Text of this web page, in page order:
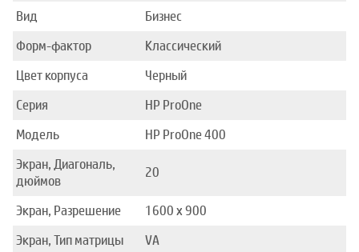
Вид
Бизнес
Форм-фактор
Классический
Цвет корпуса
Черный
Серия
HP ProOne
Модель
HP ProOne 400
Экран, Диагональ,
дюймов
20
Экран, Разрешение
1600 x 900
Экран, Тип матрицы
VA